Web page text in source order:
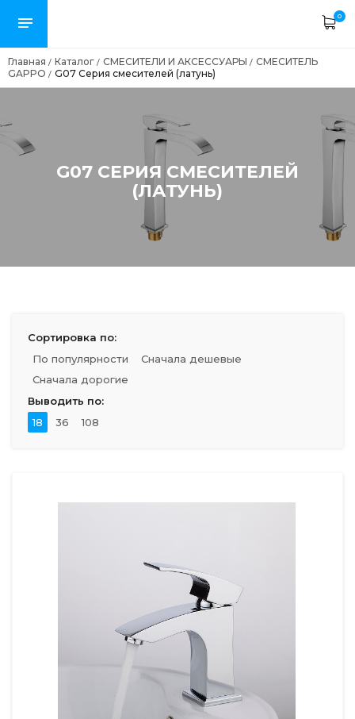
0
Главная / Каталог / СМЕСИТЕЛИ И АКСЕССУАРЫ / СМЕСИТЕЛЬ
GAPPO / G07 Серия смесителей (латунь)
G07 СЕРИЯ СМЕСИТЕЛЕЙ
(ЛАТУНЬ)
Сортировка по:
По популярности
Сначала дешевые
Сначала дорогие
Выводить по:
18
36 108